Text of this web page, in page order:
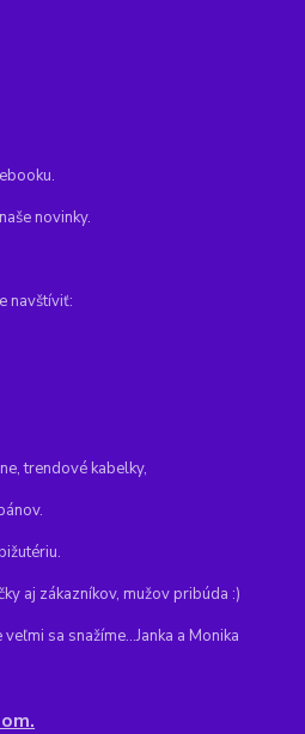
novinky.
navštíviť:
trendové kabelky,
aj zákazníkov, mužov pribúda :)
sa snažíme...Janka a Monika